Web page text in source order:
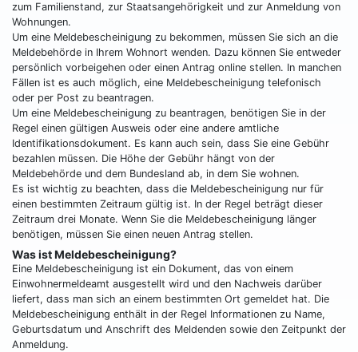
zum Familienstand, zur Staatsangehörigkeit und zur Anmeldung von
Wohnungen.
Um eine Meldebescheinigung zu bekommen, müssen Sie sich an die
Meldebehörde in Ihrem Wohnort wenden. Dazu können Sie entweder
persönlich vorbeigehen oder einen Antrag online stellen. In manchen
Fällen ist es auch möglich, eine Meldebescheinigung telefonisch
oder per Post zu beantragen.
Um eine Meldebescheinigung zu beantragen, benötigen Sie in der
Regel einen gültigen Ausweis oder eine andere amtliche
Identifikationsdokument. Es kann auch sein, dass Sie eine Gebühr
bezahlen müssen. Die Höhe der Gebühr hängt von der
Meldebehörde und dem Bundesland ab, in dem Sie wohnen.
Es ist wichtig zu beachten, dass die Meldebescheinigung nur für
einen bestimmten Zeitraum gültig ist. In der Regel beträgt dieser
Zeitraum drei Monate. Wenn Sie die Meldebescheinigung länger
benötigen, müssen Sie einen neuen Antrag stellen.
Was ist Meldebescheinigung?
Eine Meldebescheinigung ist ein Dokument, das von einem
Einwohnermeldeamt ausgestellt wird und den Nachweis darüber
liefert, dass man sich an einem bestimmten Ort gemeldet hat. Die
Meldebescheinigung enthält in der Regel Informationen zu Name,
Geburtsdatum und Anschrift des Meldenden sowie den Zeitpunkt der
Anmeldung.